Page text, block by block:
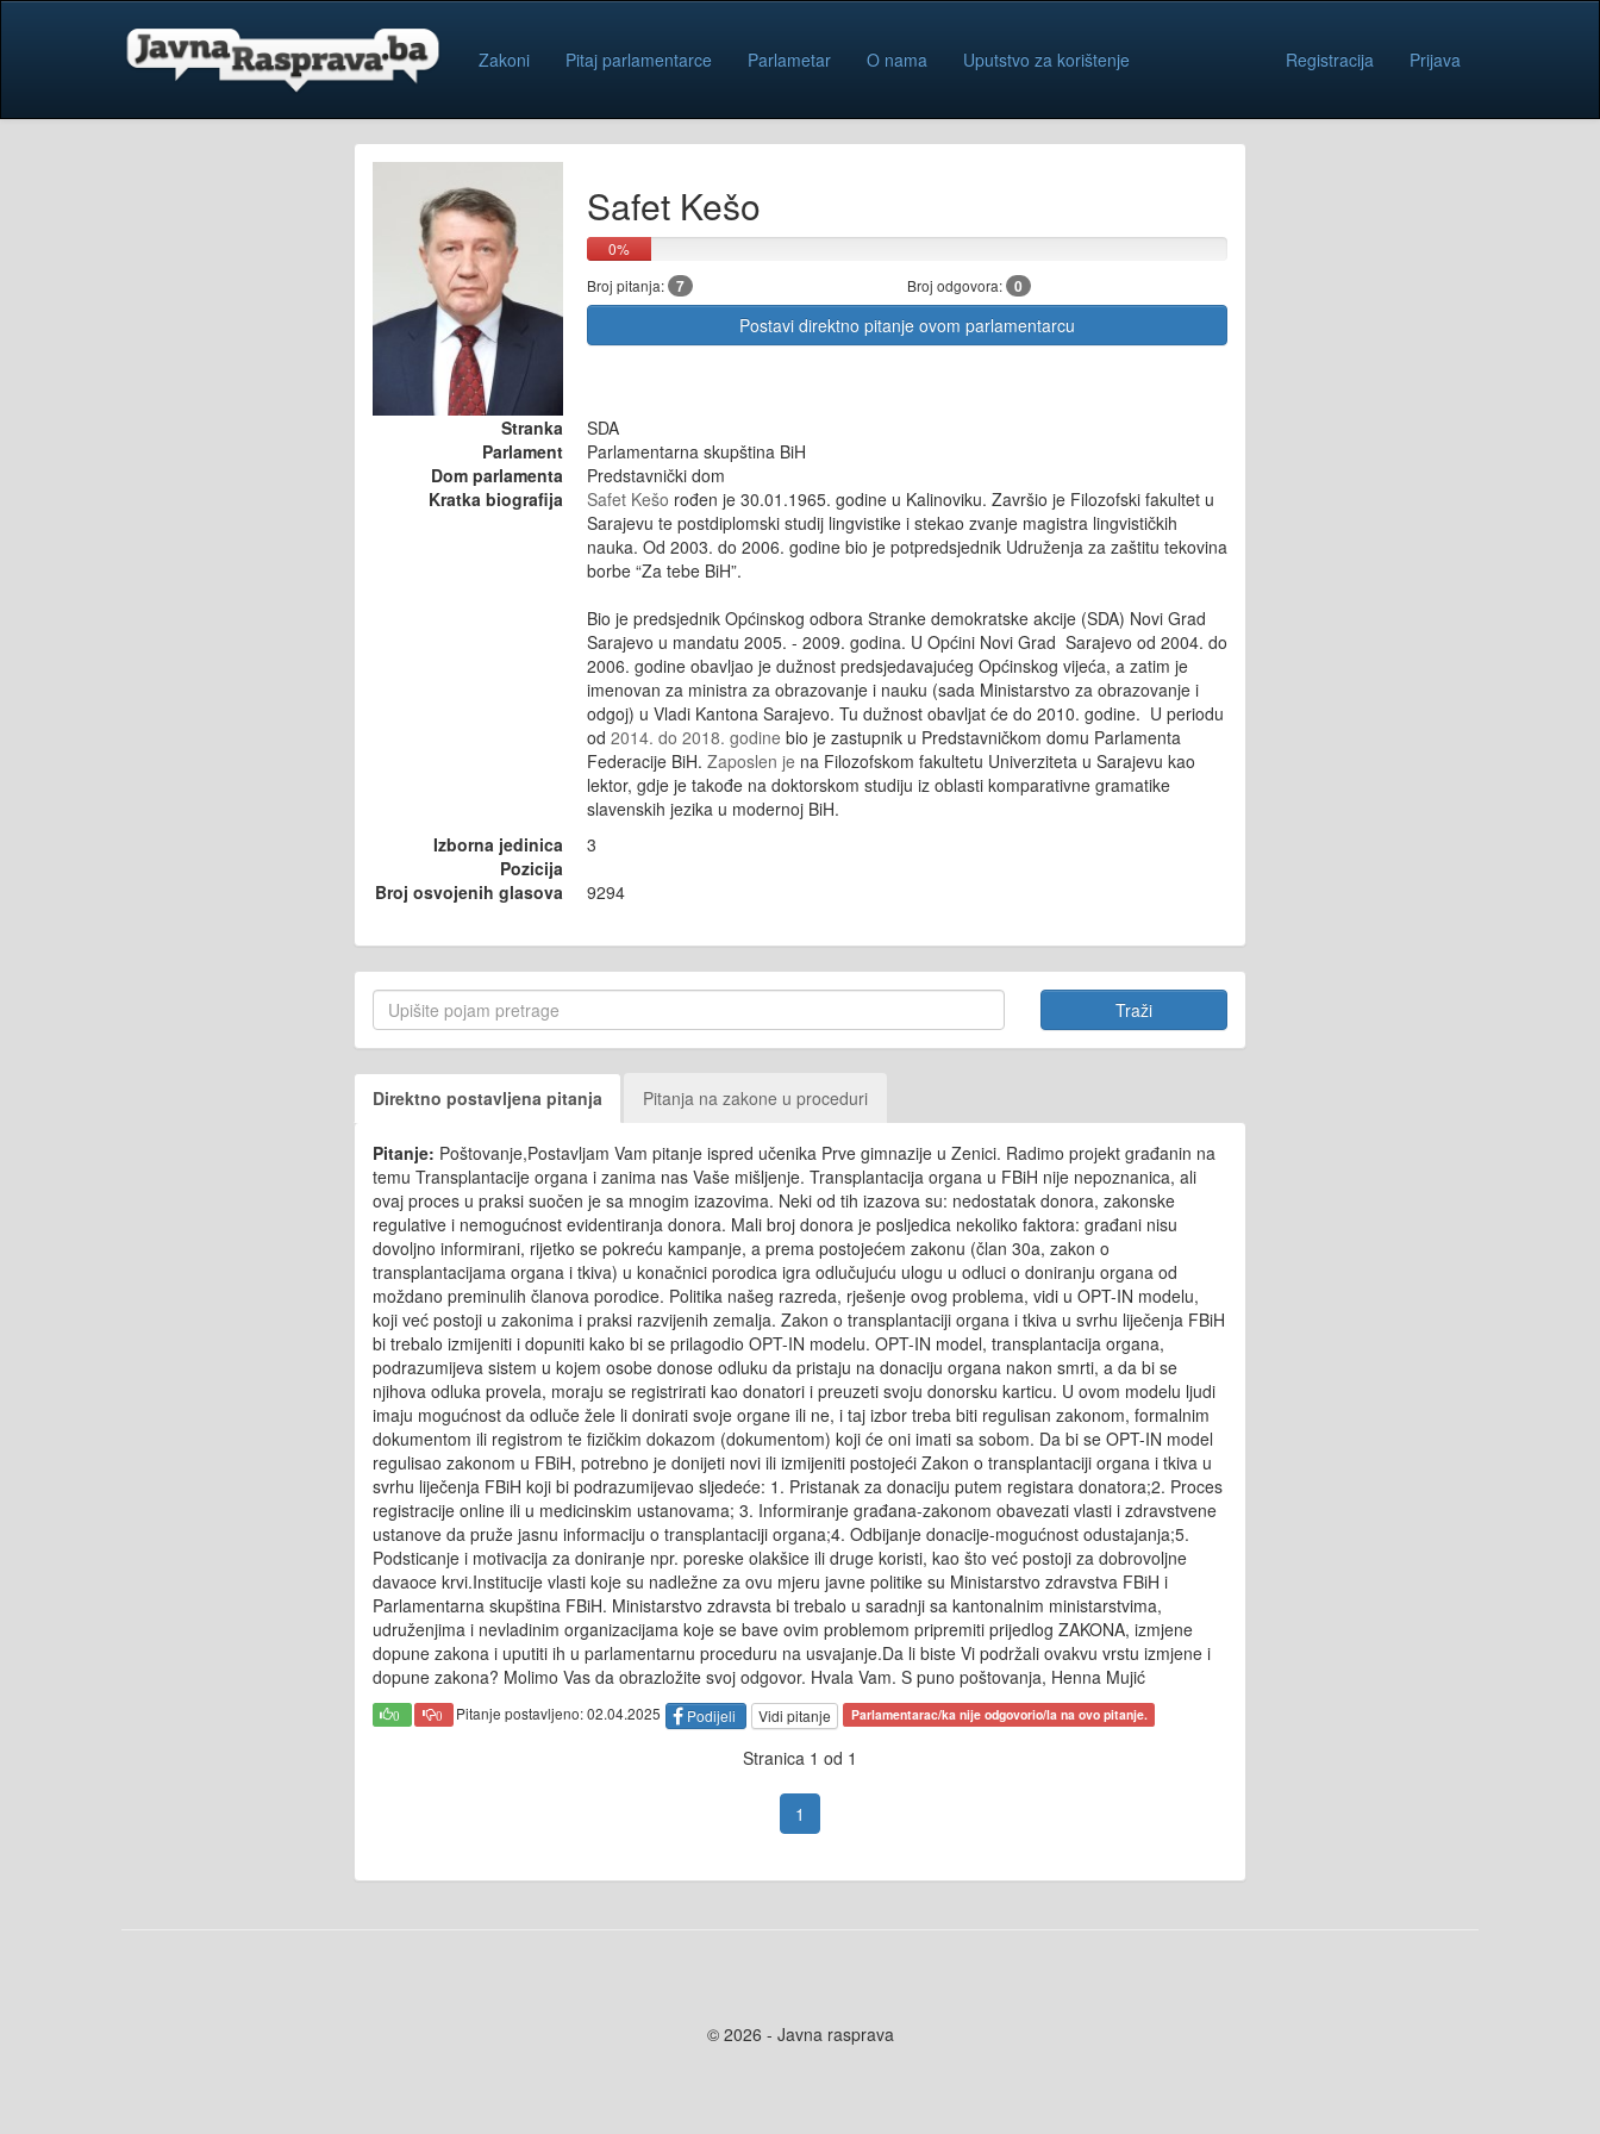
Zakoni Pitaj parlamentarce Parlametar O nama Uputstvo za korištenje Registracija Prijava
Safet Kešo
0%
Broj pitanja: 7 Broj odgovora: 0
Postavi direktno pitanje ovom parlamentarcu
Stranka
SDA
Parlament
Parlamentarna skupština BiH
Dom parlamenta
Predstavnički dom
Kratka biografija
Safet Kešo rođen je 30.01.1965. godine u Kalinoviku. Završio je Filozofski fakultet u
Sarajevu te postdiplomski studij lingvistike i stekao zvanje magistra lingvističkih
nauka. Od 2003. do 2006. godine bio je potpredsjednik Udruženja za zaštitu tekovina
borbe “Za tebe BiH”.
Bio je predsjednik Općinskog odbora Stranke demokratske akcije (SDA) Novi Grad
Sarajevo u mandatu 2005. - 2009. godina. U Općini Novi Grad Sarajevo od 2004. do
2006. godine obavljao je dužnost predsjedavajućeg Općinskog vijeća, a zatim je
imenovan za ministra za obrazovanje i nauku (sada Ministarstvo za obrazovanje i
odgoj) u Vladi Kantona Sarajevo. Tu dužnost obavljat će do 2010. godine. U periodu
od 2014. do 2018. godine bio je zastupnik u Predstavničkom domu Parlamenta
Federacije BiH. Zaposlen je na Filozofskom fakultetu Univerziteta u Sarajevu kao
lektor, gdje je takođe na doktorskom studiju iz oblasti komparativne gramatike
slavenskih jezika u modernoj BiH.
Izborna jedinica
3
Pozicija
Broj osvojenih glasova
9294
Direktno postavljena pitanja Pitanja na zakone u proceduri
Pitanje: Poštovanje,Postavljam Vam pitanje ispred učenika Prve gimnazije u Zenici. Radimo projekt građanin na
temu Transplantacije organa i zanima nas Vaše mišljenje. Transplantacija organa u FBiH nije nepoznanica, ali
ovaj proces u praksi suočen je sa mnogim izazovima. Neki od tih izazova su: nedostatak donora, zakonske
regulative i nemogućnost evidentiranja donora. Mali broj donora je posljedica nekoliko faktora: građani nisu
dovoljno informirani, rijetko se pokreću kampanje, a prema postojećem zakonu (član 30a, zakon o
transplantacijama organa i tkiva) u konačnici porodica igra odlučujuću ulogu u odluci o doniranju organa od
moždano preminulih članova porodice. Politika našeg razreda, rješenje ovog problema, vidi u OPT-IN modelu,
koji već postoji u zakonima i praksi razvijenih zemalja. Zakon o transplantaciji organa i tkiva u svrhu liječenja FBiH
bi trebalo izmijeniti i dopuniti kako bi se prilagodio OPT-IN modelu. OPT-IN model, transplantacija organa,
podrazumijeva sistem u kojem osobe donose odluku da pristaju na donaciju organa nakon smrti, a da bi se
njihova odluka provela, moraju se registrirati kao donatori i preuzeti svoju donorsku karticu. U ovom modelu ljudi
imaju mogućnost da odluče žele li donirati svoje organe ili ne, i taj izbor treba biti regulisan zakonom, formalnim
dokumentom ili registrom te fizičkim dokazom (dokumentom) koji će oni imati sa sobom. Da bi se OPT-IN model
regulisao zakonom u FBiH, potrebno je donijeti novi ili izmijeniti postojeći Zakon o transplantaciji organa i tkiva u
svrhu liječenja FBiH koji bi podrazumijevao sljedeće: 1. Pristanak za donaciju putem registara donatora;2. Proces
registracije online ili u medicinskim ustanovama; 3. Informiranje građana-zakonom obavezati vlasti i zdravstvene
ustanove da pruže jasnu informaciju o transplantaciji organa;4. Odbijanje donacije-mogućnost odustajanja;5.
Podsticanje i motivacija za doniranje npr. poreske olakšice ili druge koristi, kao što već postoji za dobrovoljne
davaoce krvi.Institucije vlasti koje su nadležne za ovu mjeru javne politike su Ministarstvo zdravstva FBiH i
Parlamentarna skupština FBiH. Ministarstvo zdravsta bi trebalo u saradnji sa kantonalnim ministarstvima,
udruženjima i nevladinim organizacijama koje se bave ovim problemom pripremiti prijedlog ZAKONA, izmjene
dopune zakona i uputiti ih u parlamentarnu proceduru na usvajanje.Da li biste Vi podržali ovakvu vrstu izmjene i
dopune zakona? Molimo Vas da obrazložite svoj odgovor. Hvala Vam. S puno poštovanja, Henna Mujić
0 0 Pitanje postavljeno: 02.04.2025 Podijeli Vidi pitanje Parlamentarac/ka nije odgovorio/la na ovo pitanje.
Stranica 1 od 1
1
© 2026 - Javna rasprava